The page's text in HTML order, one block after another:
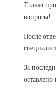
Только
вопросы!
После
За